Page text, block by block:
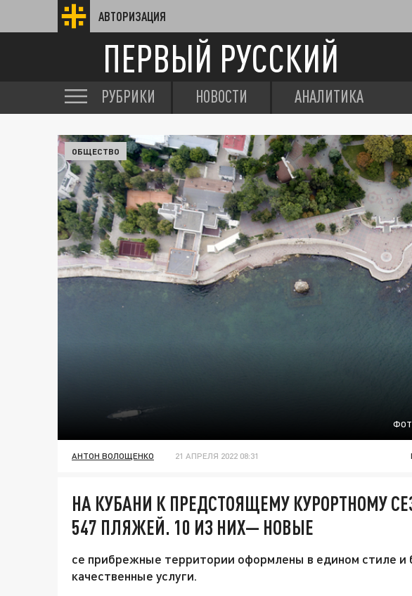
АВТОРИЗАЦИЯ
ПЕРВЫЙ РУССКИЙ
РУБРИКИ НОВОСТИ АНАЛИТИКА
ОБЩЕСТВО
АНТОН ВОЛОЩЕНКО 21 АПРЕЛЯ 2022 08:31
НА КУБАНИ К ПРЕДСТОЯЩЕМУ КУРОРТНОМУ
547 ПЛЯЖЕЙ. 10 ИЗ НИХ— НОВЫЕ
се прибрежные территории оформлены в едином стиле и
качественные услуги.